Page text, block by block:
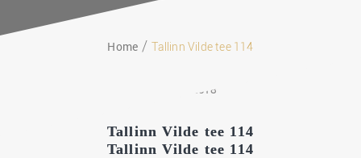
Home Tallinn Vilde tee 114
11.03.2018
Tallinn Vilde tee 114
Tallinn Vilde tee 114